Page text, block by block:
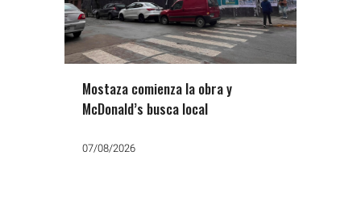
Mostaza comienza la obra y
McDonald’s busca local
07/08/2026